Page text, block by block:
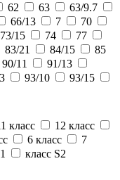
62 63
63/9.7
66/13 7
70
73/15 74
77
83/21 84/15
85
90/11
91/13
93/10
93/15
класс
12 класс
6 класс
7
класс S2